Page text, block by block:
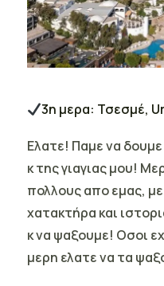
3η μερα: Τσεσμέ,
Ελατε! Παμε να
κ της γιαγιας μου!
πολλους απο εμας, με
χατακτήρα και
κ να ψαξουμε! Οσοι
μερη ελατε να τα